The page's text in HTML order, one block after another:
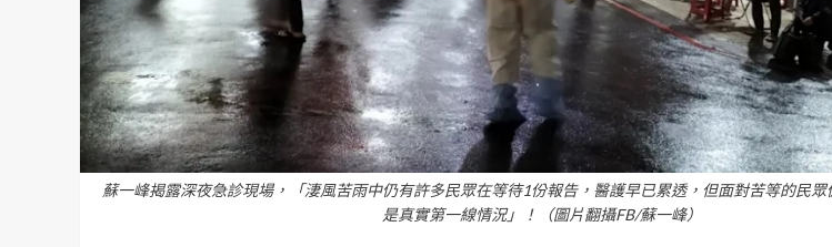
蘇一峰揭露深夜急診現場，「淒風苦雨中仍有許多民眾在等待1份報告，醫護早已累透，但面對苦等的民
是真實第一線情況」！（圖片翻攝FB/蘇一峰）